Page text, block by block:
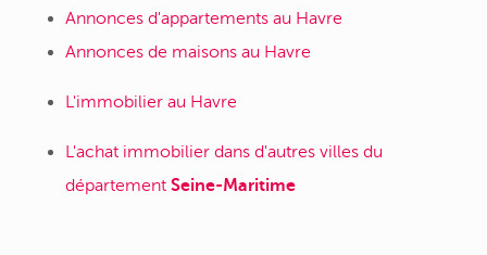
Annonces d'appartements au Havre
Annonces de maisons au Havre
L'immobilier au Havre
L'achat immobilier dans d'autres villes du
département Seine-Maritime